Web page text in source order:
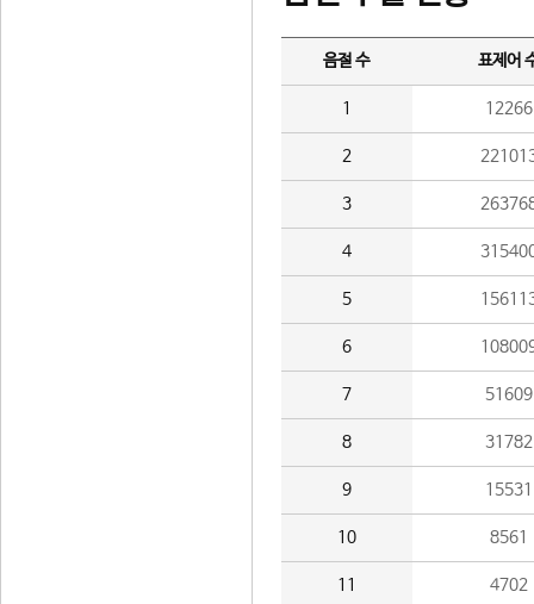
음절 수 표제어
1 12266
2
3
4
5
6
7 51609
8 31782
9 15531
10 8561
11 4702